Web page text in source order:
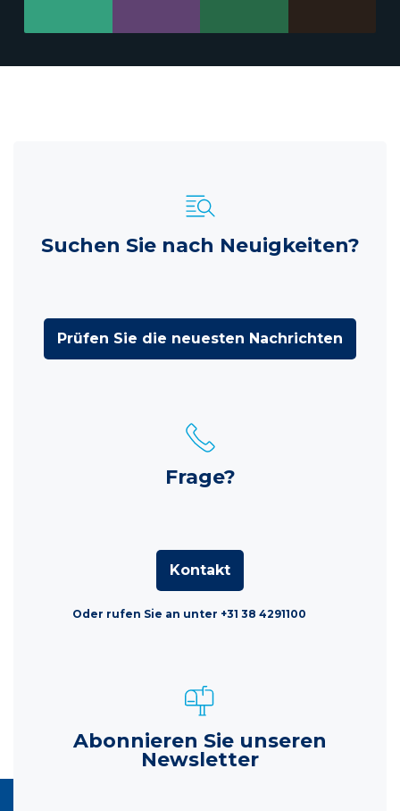
Suchen Sie nach Neuigkeiten?
Prüfen Sie die neuesten Nachrichten
Frage?
Kontakt
Oder rufen Sie an unter +31 38 4291100
Abonnieren Sie unseren
Newsletter